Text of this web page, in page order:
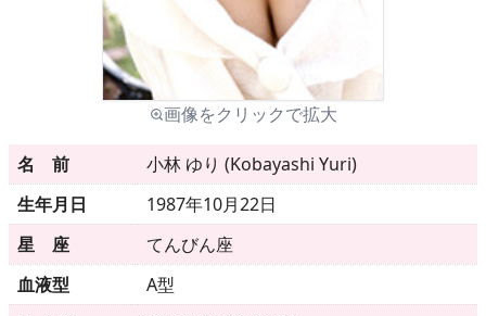
イベント情報
アイドル一覧
メニュー
▶発売中
▶新作
画像をクリックで拡大
名 前
小林 ゆり (Kobayashi Yuri)
生年月日
1987年10月22日
星 座
てんびん座
血液型
A型